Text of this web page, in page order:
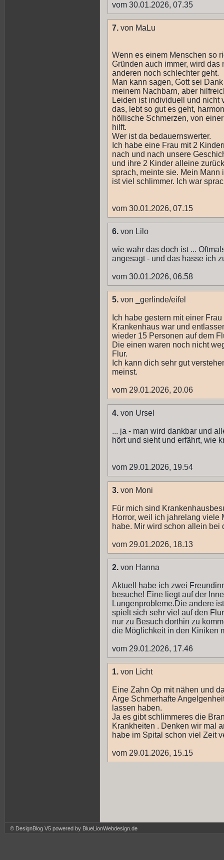
vom 30.01.2026, 07.35
7. von MaLu
Wenn es einem Menschen so
Gründen auch immer, wird
anderen noch schlechter geht.
Man kann sagen, Gott sei
meinem Nachbarn, aber
Leiden ist individuell und nicht
das, lebt so gut es geht,
höllische Schmerzen, von
hilft.
Wer ist da bedauernswerter.
Ich habe eine Frau mit 2
nach und nach unsere
und ihre 2 Kinder alleine
sprach, meinte sie. Mein Mann
ist viel schlimmer. Ich war
vom 30.01.2026, 07.15
6. von Lilo
wie wahr das doch ist ...
angesagt - und das hasse ich
vom 30.01.2026, 06.58
5. von _gerlinde/eifel
Ich habe gestern mit einer
Krankenhaus war und
wieder 15 Personen auf dem
Die einen waren noch nicht
Flur.
Ich kann dich sehr gut
meinst.
vom 29.01.2026, 20.06
4. von Ursel
... ja - man wird dankbar und
hört und sieht und erfährt, wie
vom 29.01.2026, 19.54
3. von Moni
Für mich sind
Horror, weil ich jahrelang viele
habe. Mir wird schon allein bei
vom 29.01.2026, 18.13
2. von Hanna
Aktuell habe ich zwei
besuche! Eine liegt auf der
Lungenprobleme.Die andere
spielt sich sehr viel auf den
nur zu Besuch dorthin zu
die Möglichkeit in den Kiniken
vom 29.01.2026, 17.46
1. von Licht
Eine Zahn Op mit nähen und
Arge Schmerhafte
lassen haben.
Ja es gibt schlimmeres die
Krankheiten . Denken wir mal
habe im Spital schon viel Zeit
vom 29.01.2026, 15.15
© DesignBlog V5 powered by BlueLionWebdesign.de